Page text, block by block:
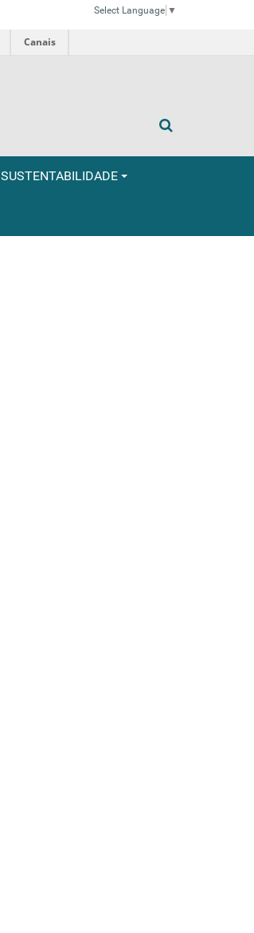
Select Language ▼
Canais
SUSTENTABILIDADE